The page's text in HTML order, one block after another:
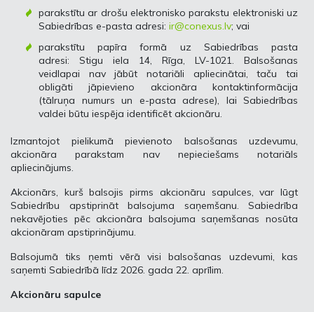
parakstītu ar drošu elektronisko parakstu elektroniski uz
Sabiedrības e-pasta adresi: ir@conexus.lv; vai
parakstītu papīra formā uz Sabiedrības pasta
adresi: Stigu iela 14, Rīga, LV-1021. Balsošanas
veidlapai nav jābūt notariāli apliecinātai, taču tai
obligāti jāpievieno akcionāra kontaktinformācija
(tālruņa numurs un e-pasta adrese), lai Sabiedrības
valdei būtu iespēja identificēt akcionāru.
Izmantojot pielikumā pievienoto balsošanas uzdevumu,
akcionāra parakstam nav nepieciešams notariāls
apliecinājums.
Akcionārs, kurš balsojis pirms akcionāru sapulces, var lūgt
Sabiedrību apstiprināt balsojuma saņemšanu. Sabiedrība
nekavējoties pēc akcionāra balsojuma saņemšanas nosūta
akcionāram apstiprinājumu.
Balsojumā tiks ņemti vērā visi balsošanas uzdevumi, kas
saņemti Sabiedrībā līdz 2026. gada 22. aprīlim.
Akcionāru sapulce